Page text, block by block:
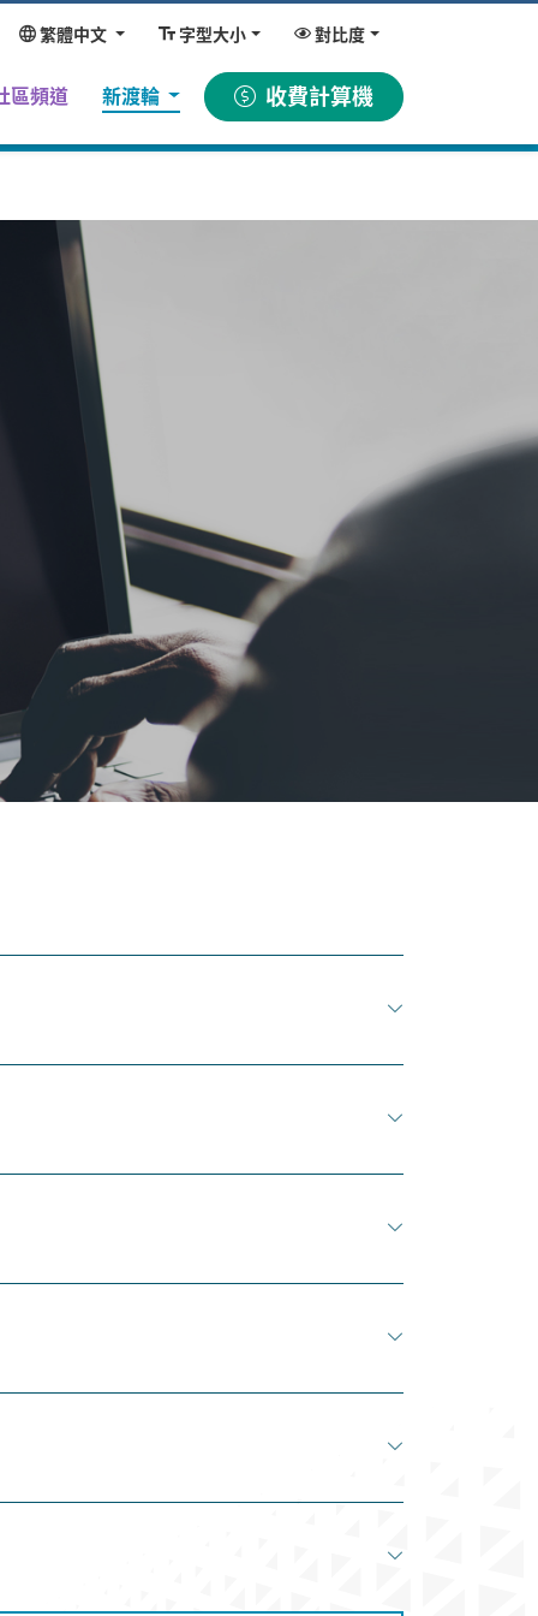
繁體中文 字型大小 對比度
區頻道 新渡輪 收費計算機